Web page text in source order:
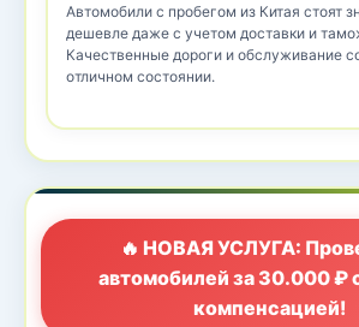
Автомобили с пробегом из Китая стоят
дешевле даже с учетом доставки и
Качественные дороги и обслуживание
отличном состоянии.
🔥 НОВАЯ УСЛУГА:
автомобилей за 30.000 ₽
компенсацией!